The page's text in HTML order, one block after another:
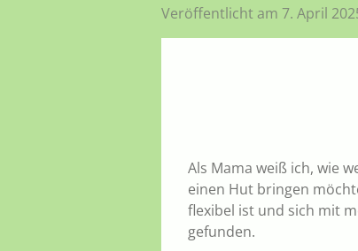
Veröffentlicht am 7. April
Als Mama weiß ich, wie
einen Hut bringen
flexibel ist und sich mit
gefunden.